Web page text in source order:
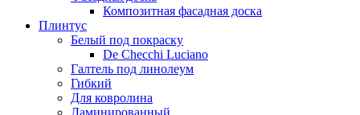
Композитная фасадная доска
Плинтус
Белый под покраску
De Checchi Luciano
Галтель под линолеум
Гибкий
Для ковролина
Ламинированный